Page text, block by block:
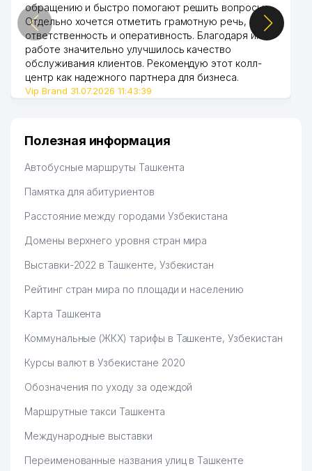
обращению и быстро помогают решить вопросы.
Отдельно хочется отметить грамотную речь,
ответственность и оперативность. Благодаря их
работе значительно улучшилось качество
обслуживания клиентов. Рекомендую этот колл-
центр как надежного партнера для бизнеса.
Vip Brand 31.07.2026 11:43:39
Полезная информация
Автобусные маршруты Ташкента
Памятка для абитуриентов
Расстояние между городами Узбекистана
Домены верхнего уровня стран мира
Выставки-2022 в Ташкенте, Узбекистан
Рейтинг стран мира по площади и населению
Карта Ташкента
Коммунальные (ЖКХ) тарифы в Ташкенте, Узбекистан
Курсы валют в Узбекистане 2020
Обозначения по уходу за одеждой
Маршрутные такси Ташкента
Международные выставки
Переименованные названия улиц в Ташкенте